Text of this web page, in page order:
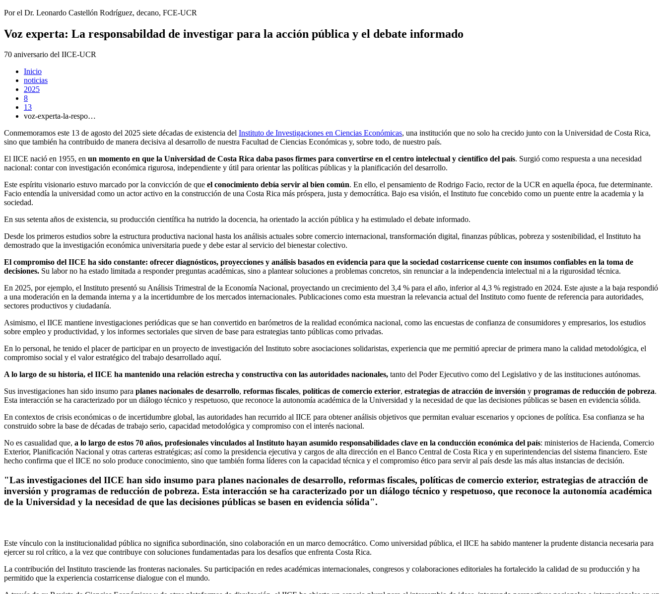
Por el Dr. Leonardo Castellón Rodríguez, decano, FCE-UCR
Voz experta: La responsabildad de investigar para la acción pública y el debate informado
70 aniversario del IICE-UCR
Inicio
noticias
2025
8
13
voz-experta-la-respo…
Conmemoramos este 13 de agosto del 2025 siete décadas de existencia del Instituto de Investigaciones en Ciencias Económicas, una institución que no solo ha crecido junto con la Universidad de Costa Rica,
sino que también ha contribuido de manera decisiva al desarrollo de nuestra Facultad de Ciencias Económicas y, sobre todo, de nuestro país.
El IICE nació en 1955, en un momento en que la Universidad de Costa Rica daba pasos firmes para convertirse en el centro intelectual y científico del país. Surgió como respuesta a una necesidad
nacional: contar con investigación económica rigurosa, independiente y útil para orientar las políticas públicas y la planificación del desarrollo.
Este espíritu visionario estuvo marcado por la convicción de que el conocimiento debía servir al bien común. En ello, el pensamiento de Rodrigo Facio, rector de la UCR en aquella época, fue determinante.
Facio entendía la universidad como un actor activo en la construcción de una Costa Rica más próspera, justa y democrática. Bajo esa visión, el Instituto fue concebido como un puente entre la academia y la
sociedad.
En sus setenta años de existencia, su producción científica ha nutrido la docencia, ha orientado la acción pública y ha estimulado el debate informado.
Desde los primeros estudios sobre la estructura productiva nacional hasta los análisis actuales sobre comercio internacional, transformación digital, finanzas públicas, pobreza y sostenibilidad, el Instituto ha
demostrado que la investigación económica universitaria puede y debe estar al servicio del bienestar colectivo.
El compromiso del IICE ha sido constante: ofrecer diagnósticos, proyecciones y análisis basados en evidencia para que la sociedad costarricense cuente con insumos confiables en la toma de
decisiones. Su labor no ha estado limitada a responder preguntas académicas, sino a plantear soluciones a problemas concretos, sin renunciar a la independencia intelectual ni a la rigurosidad técnica.
En 2025, por ejemplo, el Instituto presentó su Análisis Trimestral de la Economía Nacional, proyectando un crecimiento del 3,4 % para el año, inferior al 4,3 % registrado en 2024. Este ajuste a la baja respondió
a una moderación en la demanda interna y a la incertidumbre de los mercados internacionales. Publicaciones como esta muestran la relevancia actual del Instituto como fuente de referencia para autoridades,
sectores productivos y ciudadanía.
Asimismo, el IICE mantiene investigaciones periódicas que se han convertido en barómetros de la realidad económica nacional, como las encuestas de confianza de consumidores y empresarios, los estudios
sobre empleo y productividad, y los informes sectoriales que sirven de base para estrategias tanto públicas como privadas.
En lo personal, he tenido el placer de participar en un proyecto de investigación del Instituto sobre asociaciones solidaristas, experiencia que me permitió apreciar de primera mano la calidad metodológica, el
compromiso social y el valor estratégico del trabajo desarrollado aquí.
A lo largo de su historia, el IICE ha mantenido una relación estrecha y constructiva con las autoridades nacionales, tanto del Poder Ejecutivo como del Legislativo y de las instituciones autónomas.
Sus investigaciones han sido insumo para planes nacionales de desarrollo, reformas fiscales, políticas de comercio exterior, estrategias de atracción de inversión y programas de reducción de pobreza.
Esta interacción se ha caracterizado por un diálogo técnico y respetuoso, que reconoce la autonomía académica de la Universidad y la necesidad de que las decisiones públicas se basen en evidencia sólida.
En contextos de crisis económicas o de incertidumbre global, las autoridades han recurrido al IICE para obtener análisis objetivos que permitan evaluar escenarios y opciones de política. Esa confianza se ha
construido sobre la base de décadas de trabajo serio, capacidad metodológica y compromiso con el interés nacional.
No es casualidad que, a lo largo de estos 70 años, profesionales vinculados al Instituto hayan asumido responsabilidades clave en la conducción económica del país: ministerios de Hacienda, Comercio
Exterior, Planificación Nacional y otras carteras estratégicas; así como la presidencia ejecutiva y cargos de alta dirección en el Banco Central de Costa Rica y en superintendencias del sistema financiero. Este
hecho confirma que el IICE no solo produce conocimiento, sino que también forma líderes con la capacidad técnica y el compromiso ético para servir al país desde las más altas instancias de decisión.
"Las investigaciones del IICE han sido insumo para planes nacionales de desarrollo, reformas fiscales, políticas de comercio exterior, estrategias de atracción de
inversión y programas de reducción de pobreza. Esta interacción se ha caracterizado por un diálogo técnico y respetuoso, que reconoce la autonomía académica
de la Universidad y la necesidad de que las decisiones públicas se basen en evidencia sólida".
Este vínculo con la institucionalidad pública no significa subordinación, sino colaboración en un marco democrático. Como universidad pública, el IICE ha sabido mantener la prudente distancia necesaria para
ejercer su rol crítico, a la vez que contribuye con soluciones fundamentadas para los desafíos que enfrenta Costa Rica.
La contribución del Instituto trasciende las fronteras nacionales. Su participación en redes académicas internacionales, congresos y colaboraciones editoriales ha fortalecido la calidad de su producción y ha
permitido que la experiencia costarricense dialogue con el mundo.